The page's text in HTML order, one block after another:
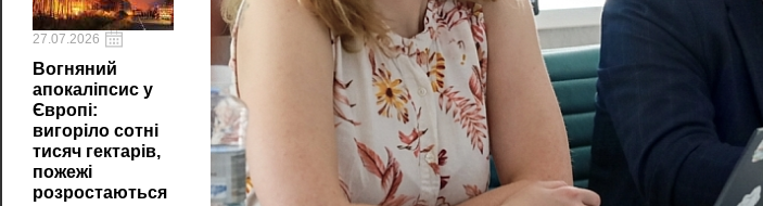
27.07.2026
Вогняний
апокаліпсис у
Європі:
вигоріло сотні
тисяч гектарів,
пожежі
розростаються